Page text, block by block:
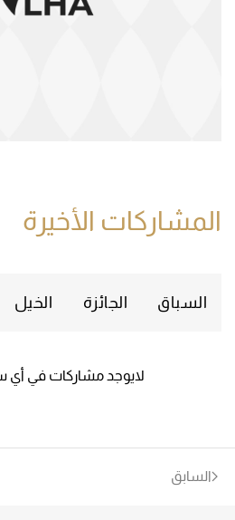
المشاركات الأخيرة
السباق الجائزة الخيل
لايوجد مشاركات في أي
السابق